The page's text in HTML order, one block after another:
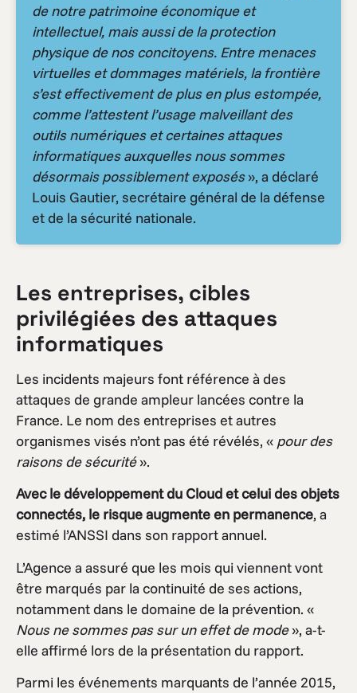
de notre patrimoine économique et
intellectuel, mais aussi de la protection
physique de nos concitoyens. Entre menaces
virtuelles et dommages matériels, la frontière
s’est effectivement de plus en plus estompée,
comme l’attestent l’usage malveillant des
outils numériques et certaines attaques
informatiques auxquelles nous sommes
désormais possiblement exposés», a déclaré
Louis Gautier, secrétaire général de la défense
et de la sécurité nationale.
Les entreprises, cibles
privilégiées des attaques
informatiques
Les incidents majeurs font référence à des
attaques de grande ampleur lancées contre la
France. Le nom des entreprises et autres
organismes visés n’ont pas été révélés, « pour des
raisons de sécurité».
Avec le développement du Cloud et celui des objets
connectés, le risque augmente en permanence, a
estimé l’ANSSI dans son rapport annuel.
L’Agence a assuré que les mois qui viennent vont
être marqués par la continuité de ses actions,
notamment dans le domaine de la prévention. «
Nous ne sommes pas sur un effet de mode», a-t-
elle affirmé lors de la présentation du rapport.
Parmi les événements marquants de l’année 2015,